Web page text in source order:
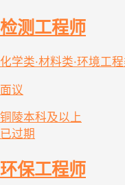
检测工程师
化学类·材料类·环境工
面议
铜陵本科及以上
已过期
环保工程师